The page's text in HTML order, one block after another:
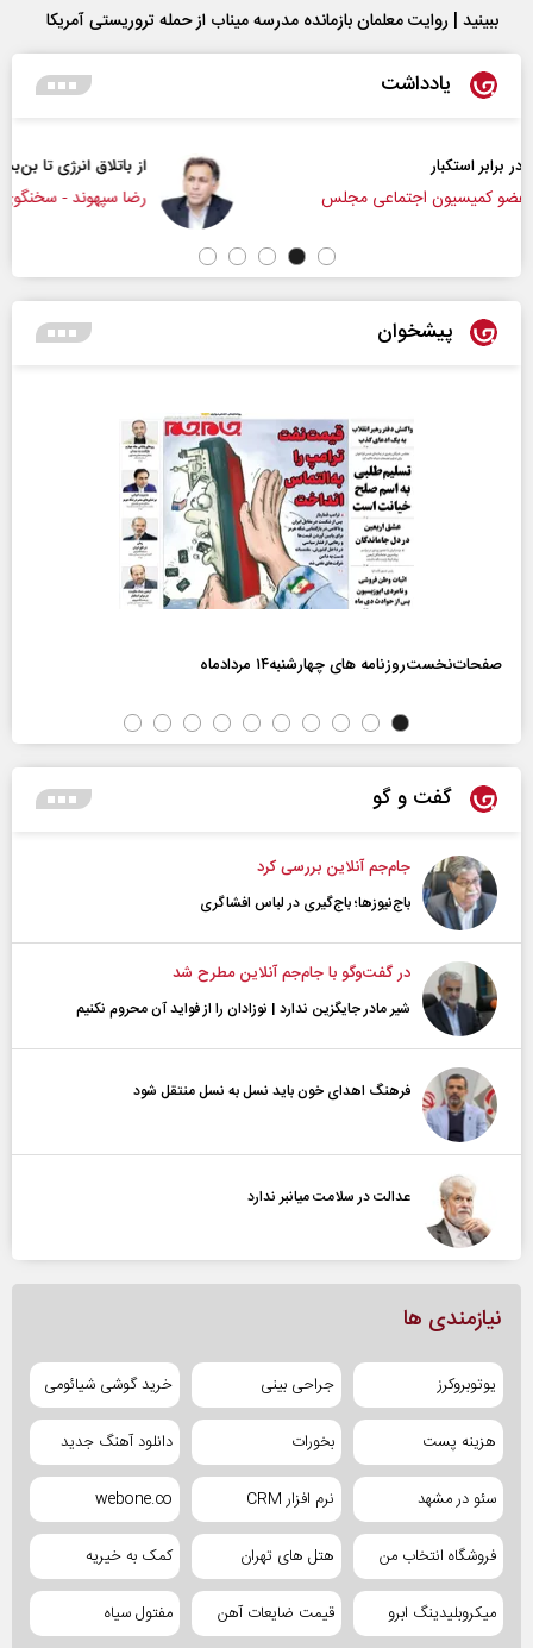
ببینید | روایت معلمان بازمانده مدرسه میناب از حمله تروریستی آمریکا
یادداشت
از باتلاق انرژی تا بن‌بست ترامپ
رضا سپهوند - سخنگوی کمیسیون انرژی مجلس
پیشخوان
صفحات‌نخست‌روزنامه ها‌ی چهارشنبه‌۱۴ مردادماه
گفت و گو
جام‌جم آنلاین بررسی کرد
باج‌نیوزها؛ باج‌گیری در لباس افشاگری
در گفت‌و‌گو با جام‌جم آنلاین مطرح شد
شیر مادر جایگزین ندارد | نوزادان را از فواید آن محروم نکنیم
فرهنگ اهدای خون باید نسل به نسل منتقل شود
عدالت در سلامت میانبر ندارد
نیازمندی ها
یوتوبروکرز جراحی بینی خرید گوشی شیائومی
هزینه پست بخورات دانلود آهنگ جدید
سئو در مشهد نرم افزار CRM webone.co
فروشگاه انتخاب من هتل های تهران کمک به خیریه
میکروبلیدینگ ابرو قیمت ضایعات آهن مفتول سیاه